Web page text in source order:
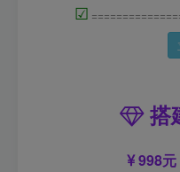
☑
搭
998元